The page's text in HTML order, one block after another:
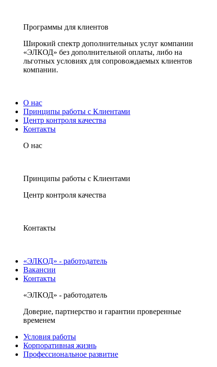
Программы для клиентов
Широкий спектр дополнительных услуг компании
«ЭЛКОД» без дополнительной оплаты, либо на
льготных условиях для сопровождаемых клиентов
компании.
О нас
Принципы работы с Клиентами
Центр контроля качества
Контакты
О нас
Принципы работы с Клиентами
Центр контроля качества
Контакты
«ЭЛКОД» - работодатель
Вакансии
Контакты
«ЭЛКОД» - работодатель
Доверие, партнерство и гарантии проверенные
временем
Условия работы
Корпоративная жизнь
Профессиональное развитие